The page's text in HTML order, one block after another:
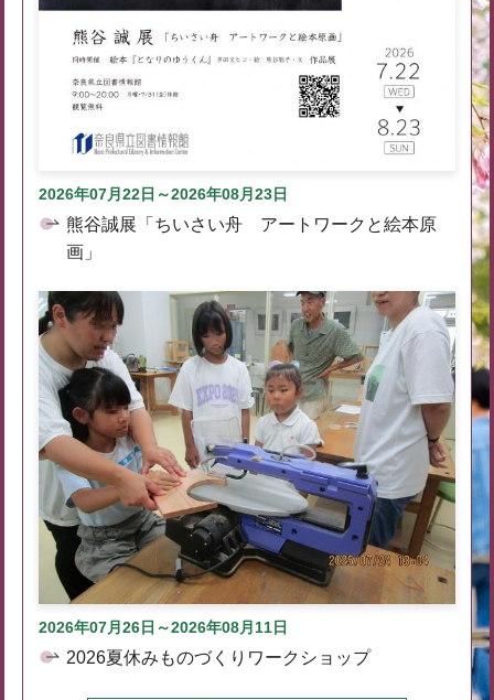
2026年07月22日～2026年08月23日
熊谷誠展「ちいさい舟 アートワークと絵本原
画」
2026年07月26日～2026年08月11日
2026夏休みものづくりワークショップ